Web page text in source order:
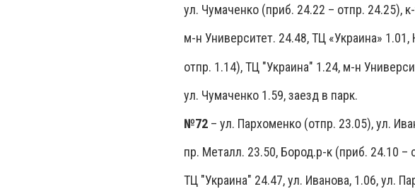
ул. Чумаченко (приб. 24.22 – отпр. 24.25),
м-н Университет. 24.48, ТЦ «Украина»
отпр. 1.14), ТЦ "Украина" 1.24, м-н
ул. Чумаченко 1.59, заезд в парк.
№72 – ул. Пархоменко (отпр. 23.05), ул.
пр. Металл. 23.50, Бород.р-к (приб. 24.10 –
ТЦ "Украина" 24.47, ул. Иванова, 1.06, ул.